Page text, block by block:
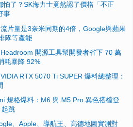
怕了？SK海力士竟然認了價格「不正
事
片量是3奈米同期的4倍，Google與蘋果
隊等產能
開源工具幫開發者省下 70 萬
耗暴降 92%
RTX 5070 Ti SUPER 爆料總整理：
規格爆料：M6 與 M5 Pro 異色搭檔登
跳
、Apple、導航王、高德地圖實測對